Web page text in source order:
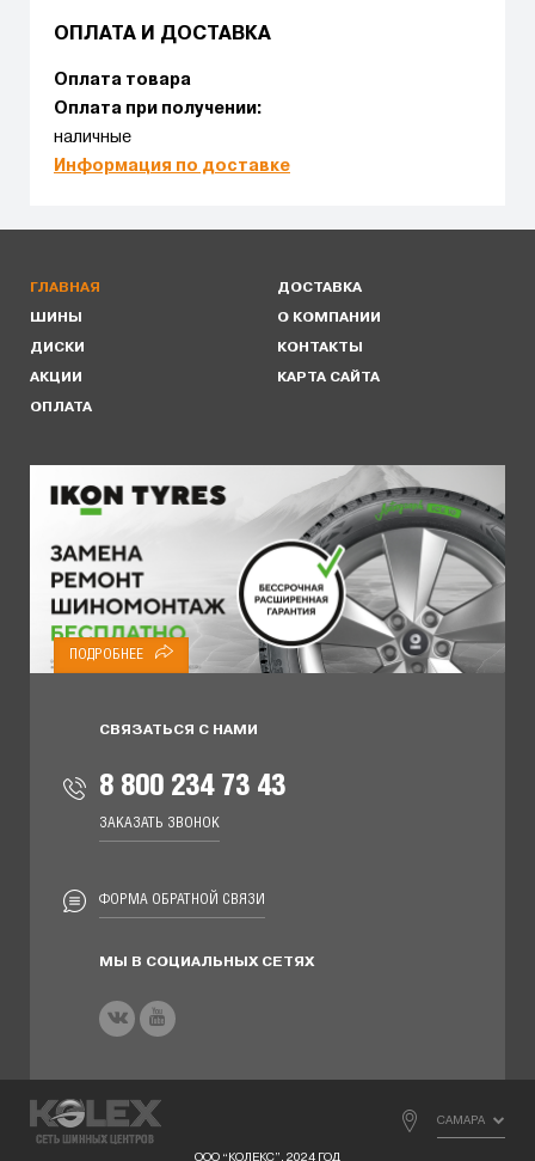
ОПЛАТА И ДОСТАВКА
Оплата товара
Оплата при получении:
наличные
Информация по доставке
ГЛАВНАЯ
ШИНЫ
ДИСКИ
АКЦИИ
ОПЛАТА
ДОСТАВКА
О КОМПАНИИ
КОНТАКТЫ
КАРТА САЙТА
ПОДРОБНЕЕ
СВЯЗАТЬСЯ С НАМИ
8 800 234 73 43
ЗАКАЗАТЬ ЗВОНОК
ФОРМА ОБРАТНОЙ СВЯЗИ
МЫ В СОЦИАЛЬНЫХ СЕТЯХ
САМАРА
ООО “КОЛЕКС”, 2024 ГОД